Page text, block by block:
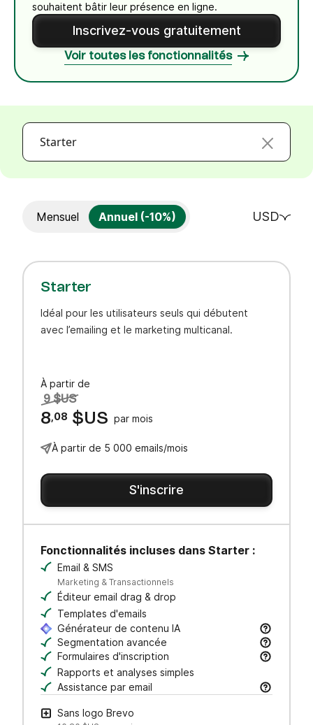
souhaitent bâtir leur présence en ligne.
Inscrivez-vous gratuitement
Voir toutes les fonctionnalités
Starter
Mensuel Annuel (-10%) USD
Starter
Idéal pour les utilisateurs seuls qui débutent
avec l’emailing et le marketing multicanal.
À partir de
9 $US
8 ,08 $US par mois
À partir de 5 000 emails/mois
S'inscrire
Fonctionnalités incluses dans Starter :
Email & SMS
Marketing & Transactionnels
Éditeur email drag & drop
Templates d'emails
Générateur de contenu IA
Rédigez vos objets et contenus d’email, ajustez
Segmentation avancée
Recherchez, sauvegardez et gérez vos
Formulaires d'inscription
Créez des formulaires à votre image pour
Rapports et analyses simples
Assistance par email
Sans logo Brevo